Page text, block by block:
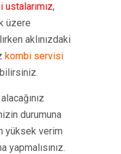
,
üzere
aklınızdaki
kombi servisi
durumuna
yüksek verim
yapmalısınız.